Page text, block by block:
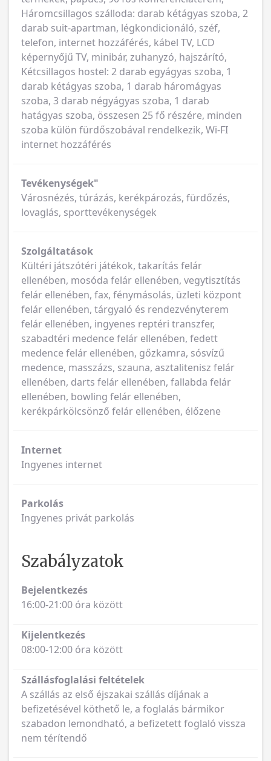
Háromcsillagos szálloda: darab kétágyas szoba, 2
darab suit-apartman, légkondicionáló, széf,
telefon, internet hozzáférés, kábel TV, LCD
képernyőjű TV, minibár, zuhanyzó, hajszárító,
Kétcsillagos hostel: 2 darab egyágyas szoba, 1
darab kétágyas szoba, 1 darab háromágyas
szoba, 3 darab négyágyas szoba, 1 darab
hatágyas szoba, összesen 25 fő részére, minden
szoba külön fürdőszobával rendelkezik, Wi-FI
internet hozzáférés
Tevékenységek"
Városnézés, túrázás, kerékpározás, fürdőzés,
lovaglás, sporttevékenységek
Szolgáltatások
Kültéri játszótéri játékok, takarítás felár
ellenében, mosóda felár ellenében, vegytisztítás
felár ellenében, fax, fénymásolás, üzleti központ
felár ellenében, tárgyaló és rendezvényterem
felár ellenében, ingyenes reptéri transzfer,
szabadtéri medence felár ellenében, fedett
medence felár ellenében, gőzkamra, sósvízű
medence, masszázs, szauna, asztalitenisz felár
ellenében, darts felár ellenében, fallabda felár
ellenében, bowling felár ellenében,
kerékpárkölcsönző felár ellenében, élőzene
Internet
Ingyenes internet
Parkolás
Ingyenes privát parkolás
Szabályzatok
Bejelentkezés
16:00-21:00 óra között
Kijelentkezés
08:00-12:00 óra között
Szállásfoglalási feltételek
A szállás az első éjszakai szállás díjának a
befizetésével köthető le, a foglalás bármikor
szabadon lemondható, a befizetett foglaló vissza
nem térítendő